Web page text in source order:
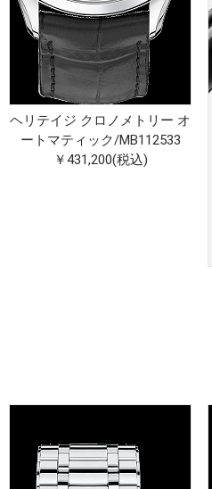
ヘリテイジ クロノメトリー オ
ートマティック/MB112533
￥431,200(税込)